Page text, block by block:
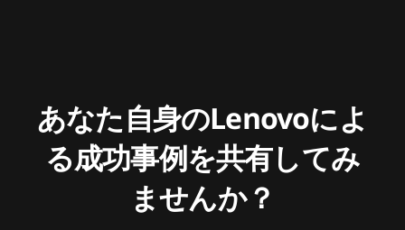
あなた自身のLenovoによ
る成功事例を共有してみ
ませんか？